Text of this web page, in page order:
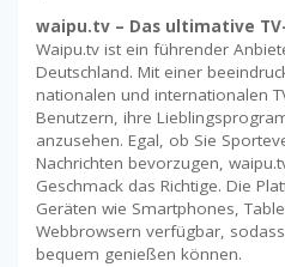
waipu.tv – Das ultimative
Waipu.tv ist ein führender
Deutschland. Mit einer
nationalen und internationalen
Benutzern, ihre
anzusehen. Egal, ob Sie
Nachrichten bevorzugen,
Geschmack das Richtige. Die
Geräten wie Smartphones,
Webbrowsern verfügbar,
bequem genießen können.